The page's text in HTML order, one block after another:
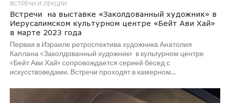
ВСТРЕЧИ И ЛЕКЦИИ
Встречи на выставке «Заколдованный художник» в
Иерусалимском культурном центре «Бейт Ави Хай»
в марте 2023 года
Первая в Израиле ретроспектива художника Анатолия
Каплана «Заколдованный художник» в культурном центре
«Бейт Ави Хай» сопровождается серией бесед с
искусствоведами. Встречи проходят в камерном...